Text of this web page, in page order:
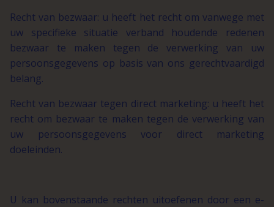
Recht van bezwaar: u heeft het recht om vanwege met
uw specifieke situatie verband houdende redenen
bezwaar te maken tegen de verwerking van uw
persoonsgegevens op basis van ons gerechtvaardigd
belang.
Recht van bezwaar tegen direct marketing: u heeft het
recht om bezwaar te maken tegen de verwerking van
uw persoonsgegevens voor direct marketing
doeleinden.
U kan bovenstaande rechten uitoefenen door een e-